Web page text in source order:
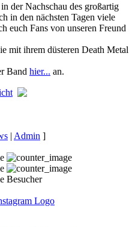
der Nachschau des großartig
in den nächsten Tagen viele
euch Fans von unseren Freund
mit ihrem düsteren Death Metal
Band hier... an.
| Admin ]
Besucher